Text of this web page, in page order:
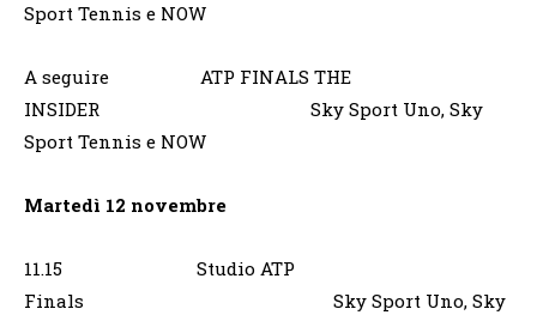
Sport Tennis e NOW
A seguire ATP FINALS THE
INSIDER Sky Sport Uno, Sky
Sport Tennis e NOW
Martedì 12 novembre
11.15 Studio ATP
Finals Sky Sport Uno, Sky